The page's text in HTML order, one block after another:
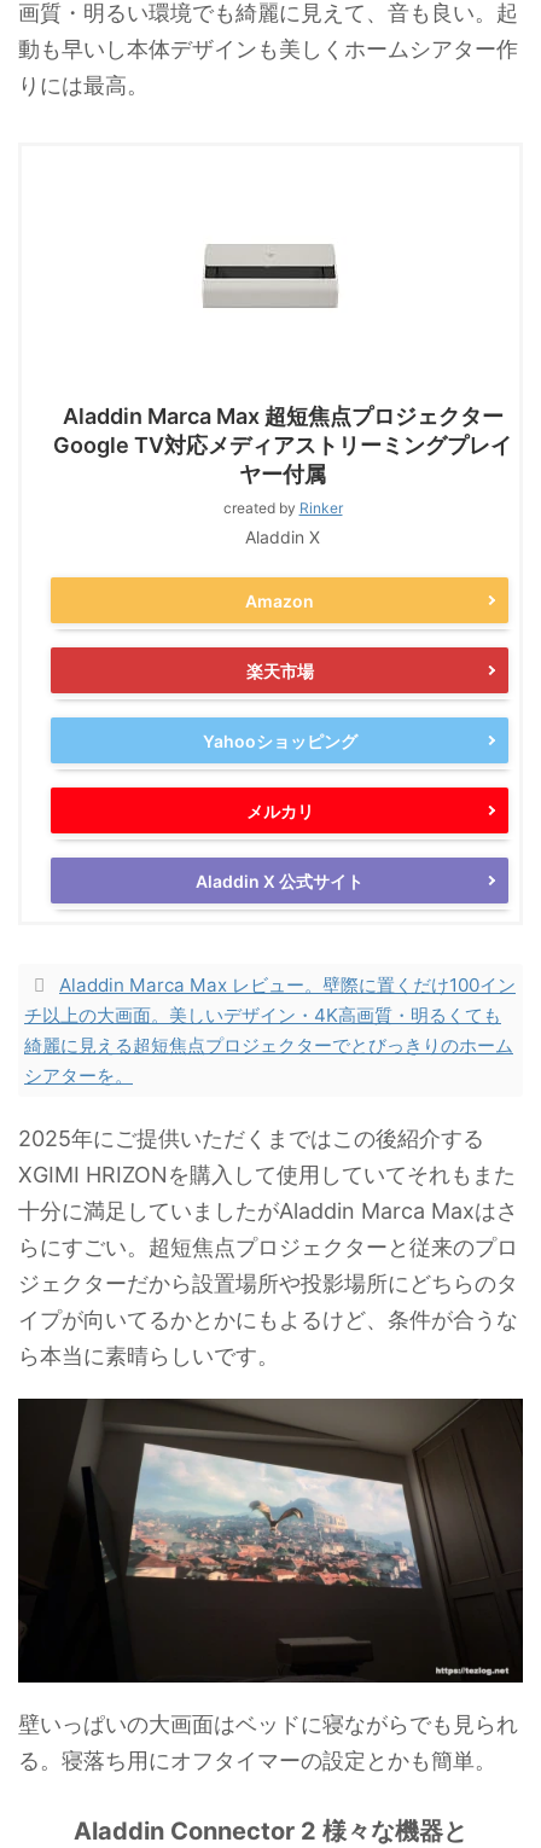
画質・明るい環境でも綺麗に見えて、音も良い。起
動も早いし本体デザインも美しくホームシアター作
りには最高。
Aladdin Marca Max 超短焦点プロジェクター
Google TV対応メディアストリーミングプレイ
ヤー付属
created by Rinker
Aladdin X
Amazon
楽天市場
Yahooショッピング
メルカリ
Aladdin X 公式サイト
Aladdin Marca Max レビュー。壁際に置くだけ100イン
チ以上の大画面。美しいデザイン・4K高画質・明るくても
綺麗に見える超短焦点プロジェクターでとびっきりのホーム
シアターを。
2025年にご提供いただくまではこの後紹介する
XGIMI HRIZONを購入して使用していてそれもまた
十分に満足していましたがAladdin Marca Maxはさ
らにすごい。超短焦点プロジェクターと従来のプロ
ジェクターだから設置場所や投影場所にどちらのタ
イプが向いてるかとかにもよるけど、条件が合うな
ら本当に素晴らしいです。
壁いっぱいの大画面はベッドに寝ながらでも見られ
る。寝落ち用にオフタイマーの設定とかも簡単。
Aladdin Connector 2 様々な機器と